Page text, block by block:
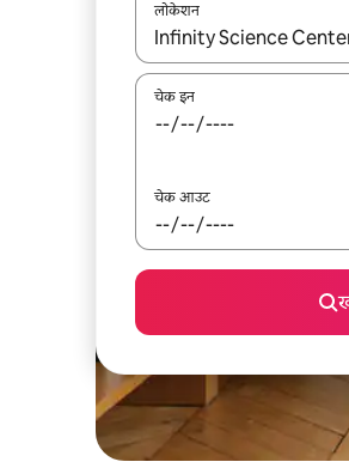
लोकेशन
नतीजों के उपलब्ध होने पर, अप
चेक इन
चेक आउट